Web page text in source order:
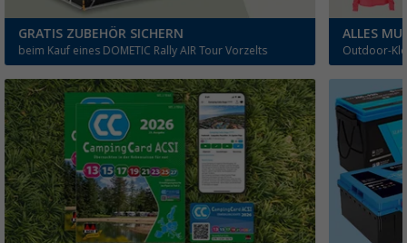
GRATIS ZUBEHÖR SICHERN
beim Kauf eines DOMETIC Rally AIR Tour Vorzelts
ALLES
Outdoor-